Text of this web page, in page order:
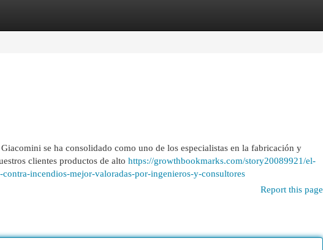
se ha consolidado como uno de los especialistas en la fabricación y
clientes productos de alto https://growthbookmarks.com/story20089921/el-
incendios-mejor-valoradas-por-ingenieros-y-consultores
Report this page